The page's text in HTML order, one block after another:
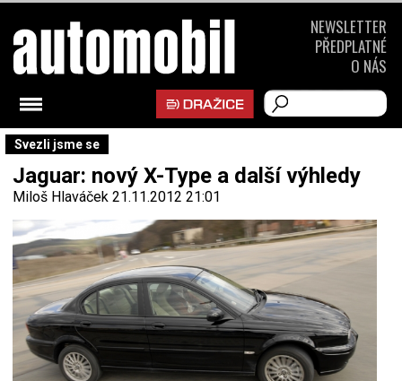
Svezli jsme se
Jaguar: nový X-Type a další výhledy
Miloš Hlaváček 21.11.2012 21:01
NEWSLETTER
PŘEDPLATNÉ
O NÁS